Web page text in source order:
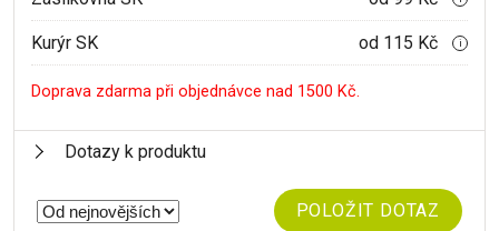
Kurýr SK od 115 Kč i
Doprava zdarma při objednávce nad 1500 Kč.
Dotazy k produktu
POLOŽIT DOTAZ